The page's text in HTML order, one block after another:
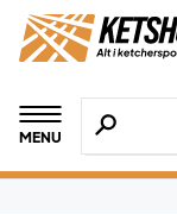
MENU
Søg efter